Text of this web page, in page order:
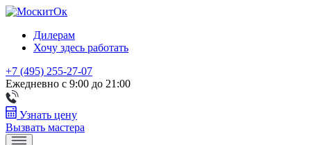
Дилерам
Хочу здесь работать
+7 (495) 255-27-07
Ежедневно с 9:00 до 21:00
Узнать цену
Вызвать мастера